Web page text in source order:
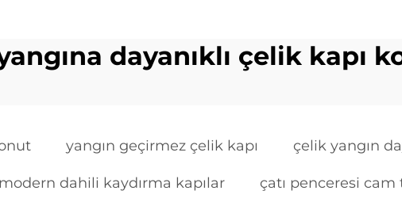
dayanıklı çelik kapı
yangın geçirmez çelik kapı çelik yangın
modern dahili kaydırma kapılar çatı penceresi cam